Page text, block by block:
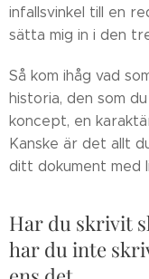
infallsvinkel till en
sätta mig in i den
Så kom ihåg vad
historia, den som
koncept, en
Kanske är det allt
ditt dokument med
Har du skrivit
har du inte